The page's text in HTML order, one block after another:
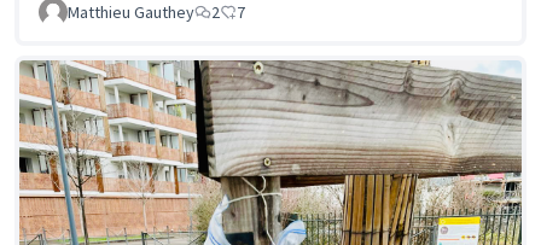
Matthieu Gauthey
2 7